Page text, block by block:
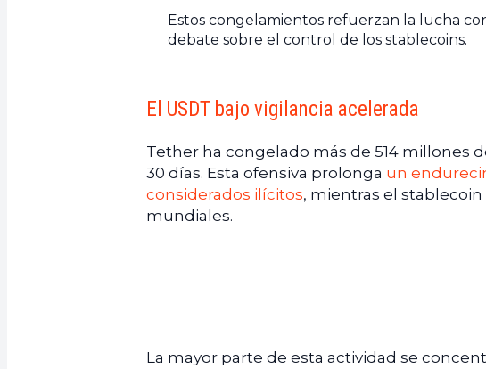
Estos congelamientos refuerzan la lucha
debate sobre el control de los stablecoins.
El USDT bajo vigilancia acelerada
Tether ha congelado más de 514 millones
30 días. Esta ofensiva prolonga un
considerados ilícitos, mientras el
mundiales.
La mayor parte de esta actividad se